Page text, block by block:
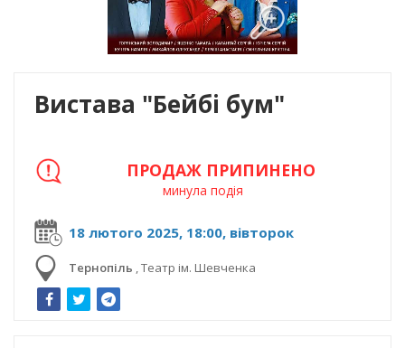
Вистава "Бейбі бум"
18 лютого 2025, 18:00, вівторок
Тернопіль ,Театр ім. Шевченка
ПРОДАЖ ПРИПИНЕНО
минула подія